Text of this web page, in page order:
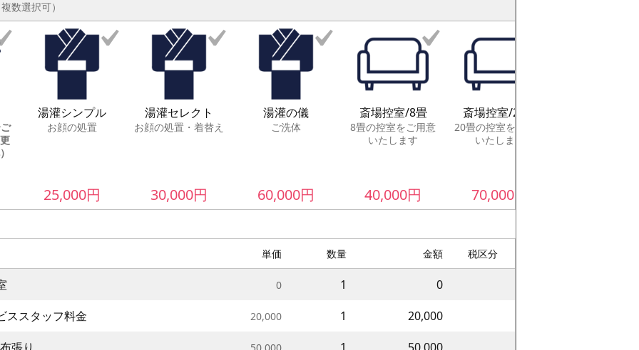
数選択可）
湯灌シンプル
お顔の処置
25,000円
湯灌セレクト
お顔の処置・着替え
30,000円
湯灌の儀
ご洗体
60,000円
斎場控室/8畳
8畳の控室をご用意
いたします
40,000円
斎場控室/20畳
20畳の控室をご用意
いたします
70,000
単価 数量 金額 税区分
0 1
0
ススタッフ料金
20,000 1
20,000
50,000